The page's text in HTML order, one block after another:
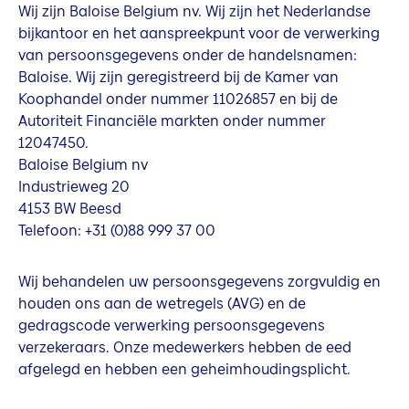
Wij zijn Baloise Belgium nv. Wij zijn het Nederlandse
bijkantoor en het aanspreekpunt voor de verwerking
van persoonsgegevens onder de handelsnamen:
Baloise. Wij zijn geregistreerd bij de Kamer van
Koophandel onder nummer 11026857 en bij de
Autoriteit Financiële markten onder nummer
12047450.
Baloise Belgium nv
Industrieweg 20
4153 BW Beesd
Telefoon: +31 (0)88 999 37 00
Wij behandelen uw persoonsgegevens zorgvuldig en
houden ons aan de wetregels (AVG) en de
gedragscode verwerking persoonsgegevens
verzekeraars. Onze medewerkers hebben de eed
afgelegd en hebben een geheimhoudingsplicht.